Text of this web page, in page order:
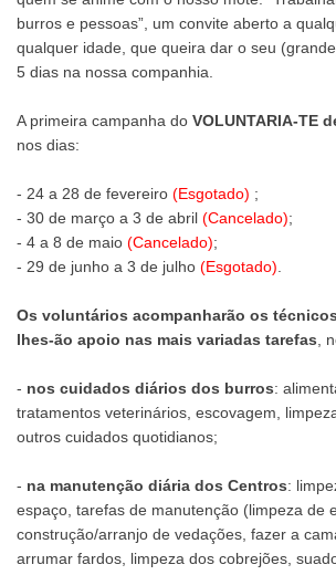
burros e pessoas”, um convite aberto a
qualquer idade, que queira dar o seu
5 dias na nossa companhia.
A primeira campanha do VOLUNTARIA-TE
nos dias:
- 24 a 28 de fevereiro (Esgotado) ;
- 30 de março a 3 de abril (Cancelado);
- 4 a 8 de maio (Cancelado);
- 29 de junho a 3 de julho (Esgotado)
Os voluntários acompanharão os técnicos
lhes-ão apoio nas mais variadas tarefas ,
- nos cuidados diários dos burros:
tratamentos veterinários, escovagem,
outros cuidados quotidianos;
- na manutenção diária dos Centros:
espaço, tarefas de manutenção (limpeza de
construção/arranjo de vedações, fazer a
arrumar fardos, limpeza dos cobrejões,